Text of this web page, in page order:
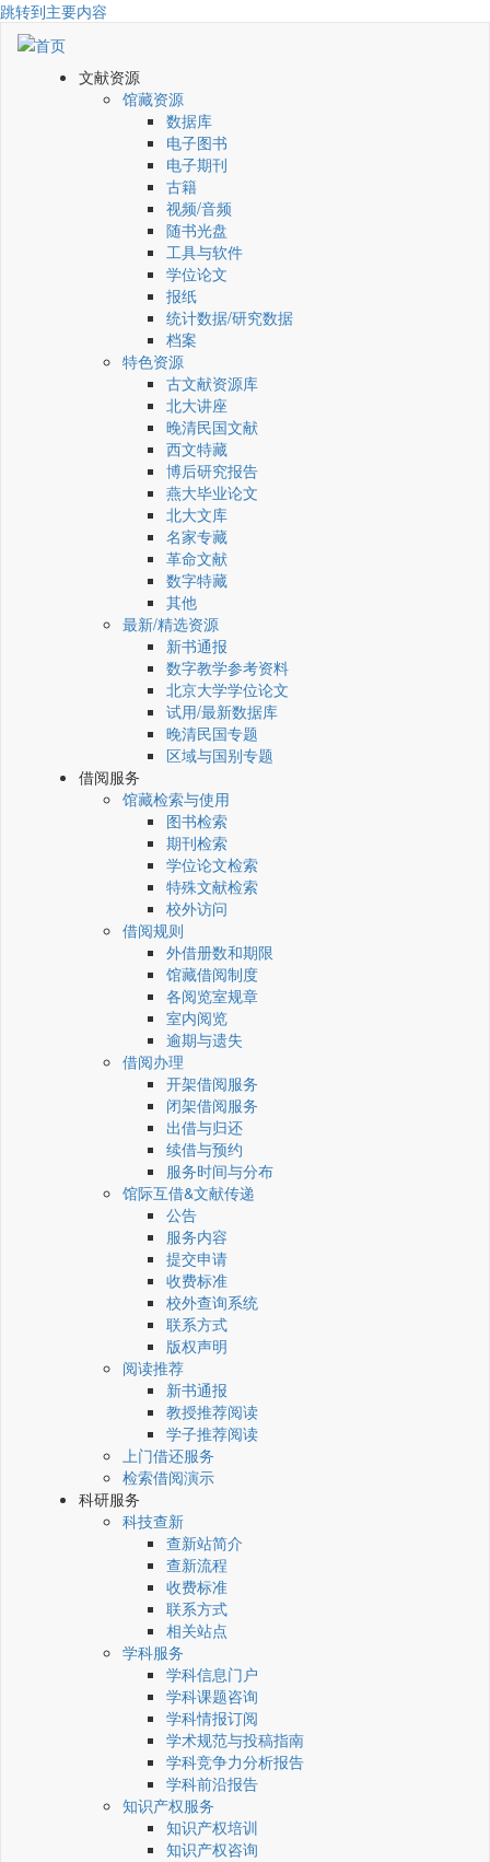
跳转到主要内容
文献资源
馆藏资源
数据库
电子图书
电子期刊
古籍
视频/音频
随书光盘
工具与软件
学位论文
报纸
统计数据/研究数据
档案
特色资源
古文献资源库
北大讲座
晚清民国文献
西文特藏
博后研究报告
燕大毕业论文
北大文库
名家专藏
革命文献
数字特藏
其他
最新/精选资源
新书通报
数字教学参考资料
北京大学学位论文
试用/最新数据库
晚清民国专题
区域与国别专题
借阅服务
馆藏检索与使用
图书检索
期刊检索
学位论文检索
特殊文献检索
校外访问
借阅规则
外借册数和期限
馆藏借阅制度
各阅览室规章
室内阅览
逾期与遗失
借阅办理
开架借阅服务
闭架借阅服务
出借与归还
续借与预约
服务时间与分布
馆际互借&文献传递
公告
服务内容
提交申请
收费标准
校外查询系统
联系方式
版权声明
阅读推荐
新书通报
教授推荐阅读
学子推荐阅读
上门借还服务
检索借阅演示
科研服务
科技查新
查新站简介
查新流程
收费标准
联系方式
相关站点
学科服务
学科信息门户
学科课题咨询
学科情报订阅
学术规范与投稿指南
学科竞争力分析报告
学科前沿报告
知识产权服务
知识产权培训
知识产权咨询